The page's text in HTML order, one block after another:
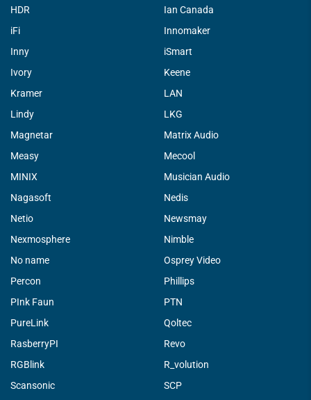
HDR
Ian Canada
iFi
Innomaker
Inny
iSmart
Ivory
Keene
Kramer
LAN
Lindy
LKG
Magnetar
Matrix Audio
Measy
Mecool
MINIX
Musician Audio
Nagasoft
Nedis
Netio
Newsmay
Nexmosphere
Nimble
No name
Osprey Video
Percon
Phillips
PInk Faun
PTN
PureLink
Qoltec
RasberryPI
Revo
RGBlink
R_volution
Scansonic
SCP